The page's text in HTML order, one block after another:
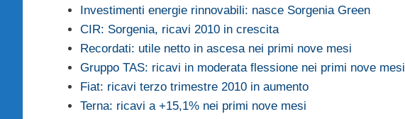
Investimenti energie rinnovabili: nasce Sorgenia Green
CIR: Sorgenia, ricavi 2010 in crescita
Recordati: utile netto in ascesa nei primi nove mesi
Gruppo TAS: ricavi in moderata flessione nei primi nove mesi
Fiat: ricavi terzo trimestre 2010 in aumento
Terna: ricavi a +15,1% nei primi nove mesi